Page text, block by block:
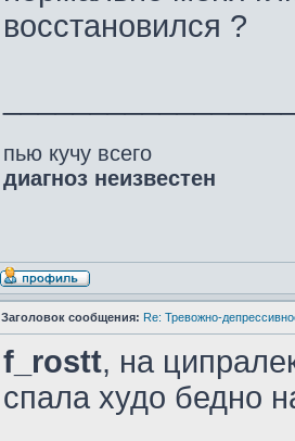
восстановился ?
пью кучу всего
диагноз неизвестен
Заголовок сообщения: Re: Тревожно-
f_rostt, на
спала худо бедно